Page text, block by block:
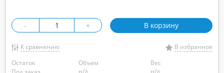
- + В корзину
К сравнению
В избранное
Остаток
Объем
Вес